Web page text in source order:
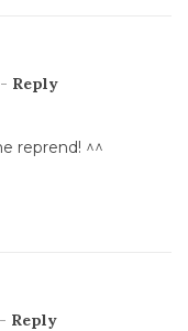
Reply
reprend! ^^
Reply